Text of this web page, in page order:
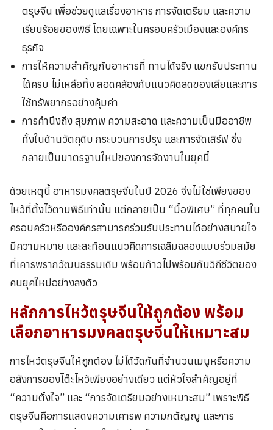
ตรุษจีน เพื่อช่วยดูแลเรื่องอาหาร การจัดเตรียม และความ
เรียบร้อยของพิธี โดยเฉพาะในครอบครัวเมืองและองค์กร
ธุรกิจ
การให้ความสำคัญกับอาหารที่ ทานได้จริง แขกรับประทาน
ได้ครบ ไม่เหลือทิ้ง สอดคล้องกับแนวคิดลดของเสียและการ
ใช้ทรัพยากรอย่างคุ้มค่า
การคำนึงถึง สุขภาพ ความสะอาด และความเป็นมืออาชีพ
ทั้งในด้านวัตถุดิบ กระบวนการปรุง และการจัดเสิร์ฟ ซึ่ง
กลายเป็นมาตรฐานใหม่ของการจัดงานในยุคนี้
ด้วยเหตุนี้ อาหารมงคลตรุษจีนในปี 2026 จึงไม่ใช่เพียงของ
ไหว้ที่ตั้งไว้ตามพิธีเท่านั้น แต่กลายเป็น “มื้อพิเศษ” ที่ทุกคนใน
ครอบครัวหรือองค์กรสามารถร่วมรับประทานได้อย่างสบายใจ
มีความหมาย และสะท้อนแนวคิดการเฉลิมฉลองแบบร่วมสมัย
ที่เคารพรากวัฒนธรรมเดิม พร้อมก้าวไปพร้อมกับวิถีชีวิตของ
คนยุคใหม่อย่างลงตัว
หลักการไหว้ตรุษจีนให้ถูกต้อง พร้อม
เลือกอาหารมงคลตรุษจีนให้เหมาะสม
การไหว้ตรุษจีนให้ถูกต้อง ไม่ได้วัดกันที่จำนวนเมนูหรือความ
อลังการของโต๊ะไหว้เพียงอย่างเดียว แต่หัวใจสำคัญอยู่ที่
“ความตั้งใจ” และ “การจัดเตรียมอย่างเหมาะสม” เพราะพิธี
ตรุษจีนคือการแสดงความเคารพ ความกตัญญู และการ